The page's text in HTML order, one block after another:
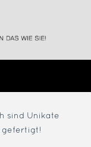
sind Unikate
gefertigt!